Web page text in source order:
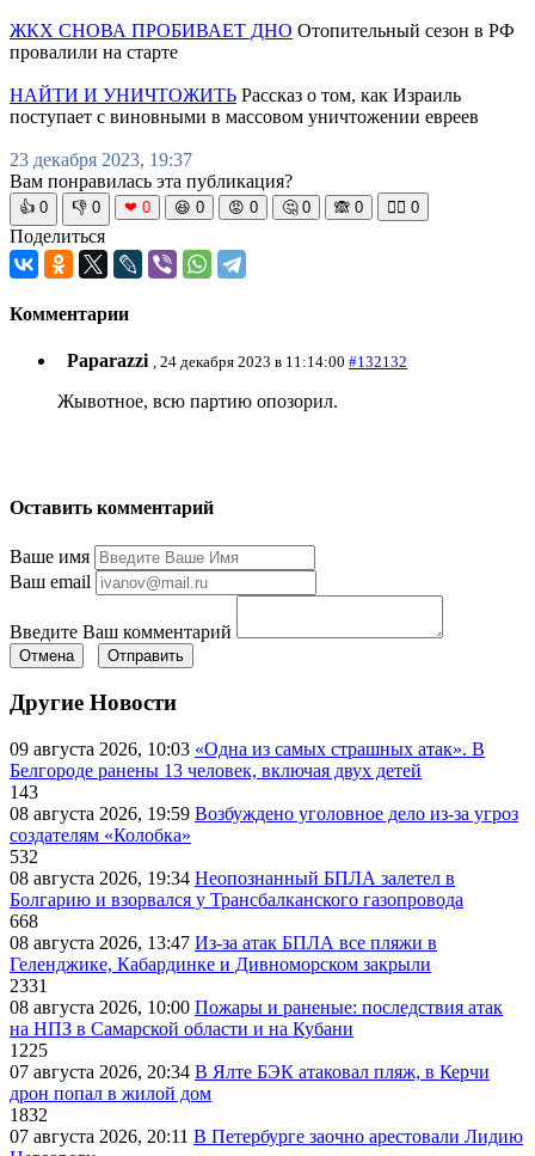
ЖКХ СНОВА ПРОБИВАЕТ ДНО Отопительный сезон в РФ
провалили на старте
НАЙТИ И УНИЧТОЖИТЬ Рассказ о том, как Израиль
поступает с виновными в массовом уничтожении евреев
23 декабря 2023, 19:37
Вам понравилась эта публикация?
👍 0 👎 0 ❤ 0 😆 0 😡 0 🤔 0 🙈 0 🧘‍♀️ 0
Поделиться
Комментарии
Paparazzi , 24 декабря 2023 в 11:14:00 #132132
Жывотное, всю партию опозорил.
Оставить комментарий
Ваше имя
Ваш email
Введите Ваш комментарий
Отмена Отправить
Другие Новости
09 августа 2026, 10:03 «Одна из самых страшных атак». В
Белгороде ранены 13 человек, включая двух детей
143
08 августа 2026, 19:59 Возбуждено уголовное дело из-за угроз
создателям «Колобка»
532
08 августа 2026, 19:34 Неопознанный БПЛА залетел в
Болгарию и взорвался у Трансбалканского газопровода
668
08 августа 2026, 13:47 Из-за атак БПЛА все пляжи в
Геленджике, Кабардинке и Дивноморском закрыли
2331
08 августа 2026, 10:00 Пожары и раненые: последствия атак
на НПЗ в Самарской области и на Кубани
1225
07 августа 2026, 20:34 В Ялте БЭК атаковал пляж, в Керчи
дрон попал в жилой дом
1832
07 августа 2026, 20:11 В Петербурге заочно арестовали Лидию